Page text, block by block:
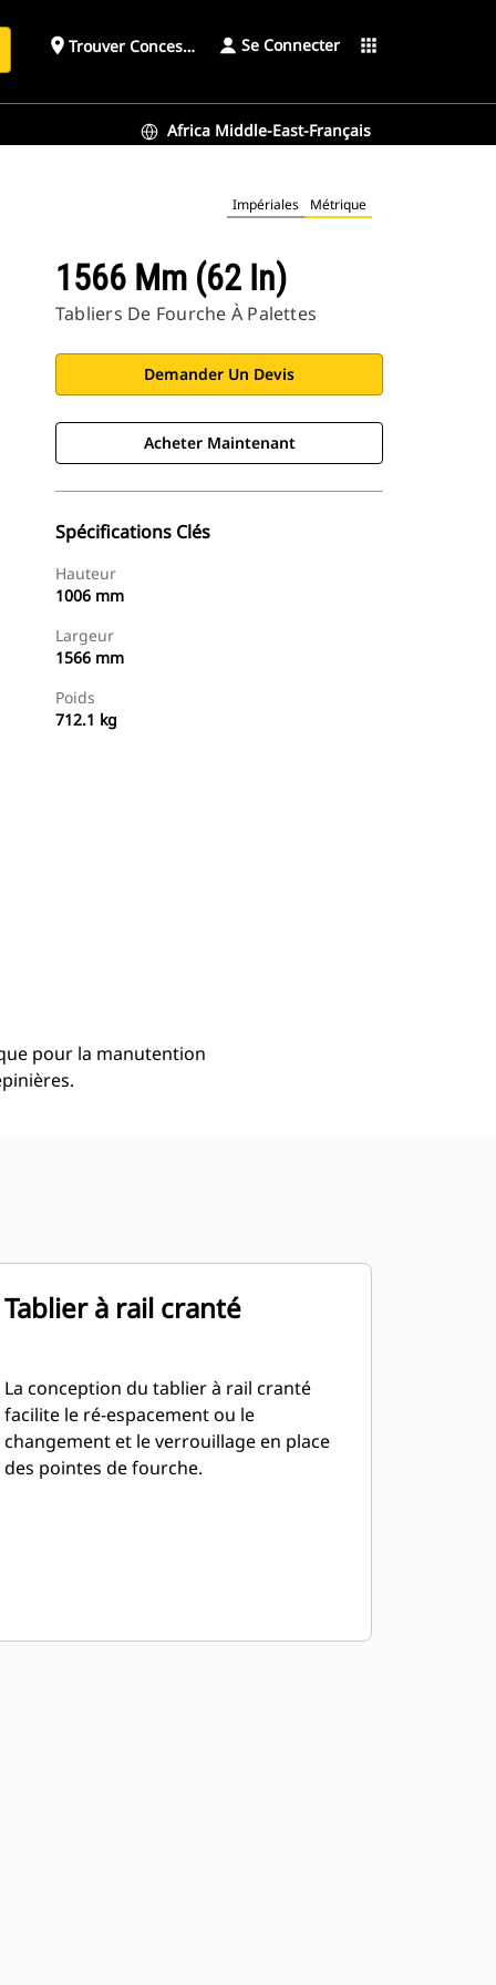
place Trouver ConcessionnaireSe Connecter apps
Africa Middle-East-Français
Impériales Métrique
1566 Mm (62 In)
Tabliers De Fourche À Palettes
Demander Un Devis
Acheter Maintenant
Spécifications Clés
Hauteur
1006 mm
Largeur
1566 mm
Poids
712.1 kg
pour la manutention
Tablier à rail cranté
La conception du tablier à rail cranté
facilite le ré-espacement ou le
changement et le verrouillage en place
des pointes de fourche.